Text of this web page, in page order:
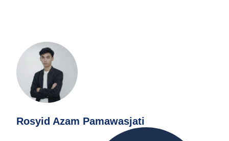
Rosyid Azam Pamawasjati